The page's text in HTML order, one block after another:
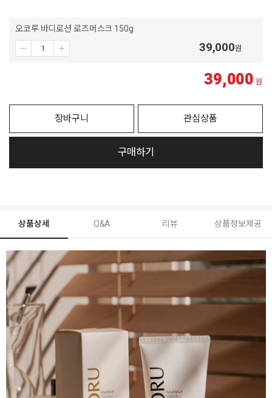
오코루 바디로션 로즈머스크 150g
39,000원
39,000 원
장바구니 관심상품
구매하기
상품상세 Q&A 리뷰 상품정보제공